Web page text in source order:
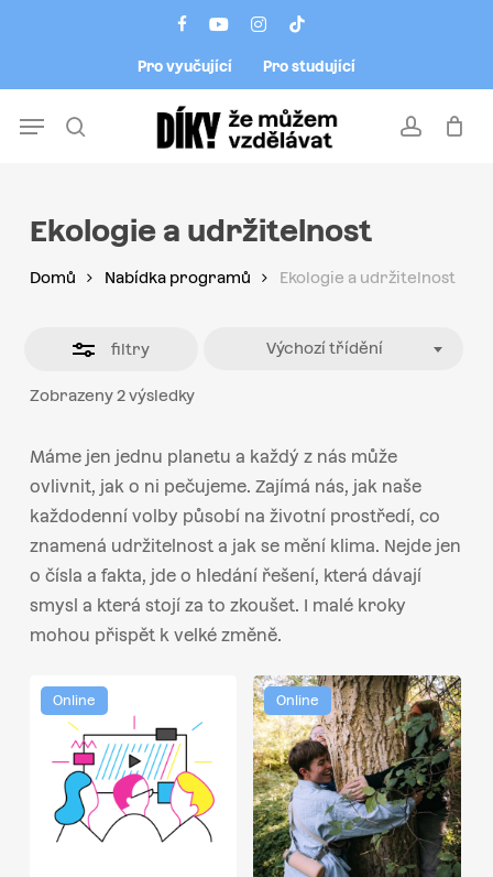
facebookyoutubeinstagram
tiktok
Pro vyučující Pro studující
account
Menu
Ekologie a udržitelnost
Domů Nabídka programů Ekologie a udržitelnost
filtry
Zobrazeny 2 výsledky
Výchozí třídění
Máme jen jednu planetu a každý z nás může
ovlivnit, jak o ni pečujeme. Zajímá nás, jak naše
každodenní volby působí na životní prostředí, co
znamená udržitelnost a jak se mění klima. Nejde jen
o čísla a fakta, jde o hledání řešení, která dávají
smysl a která stojí za to zkoušet. I malé kroky
mohou přispět k velké změně.
Online Online